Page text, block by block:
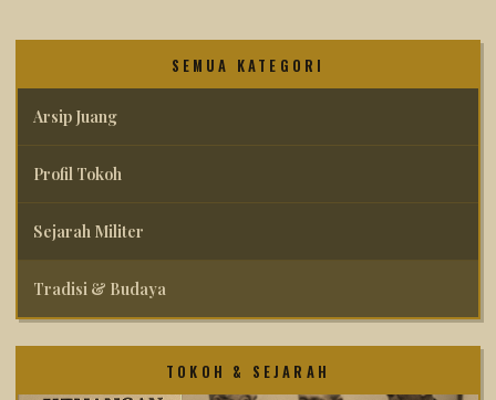
SEMUA KATEGORI
Arsip Juang
Profil Tokoh
Sejarah Militer
Tradisi & Budaya
TOKOH & SEJARAH